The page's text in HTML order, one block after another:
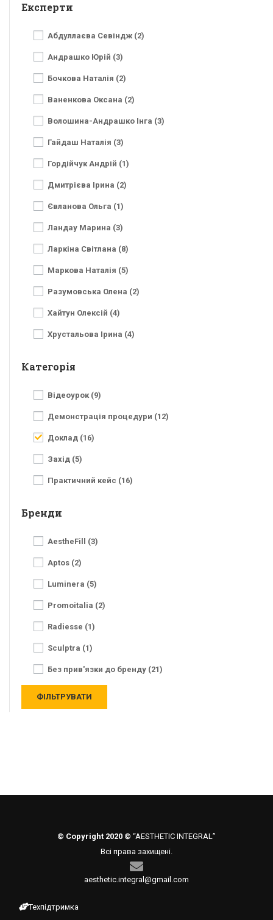
Експерти
Абдуллаєва Севіндж (2)
Андрашко Юрій (3)
Бочкова Наталія (2)
Ваненкова Оксана (2)
Волошина-Андрашко Інга (3)
Гайдаш Наталія (3)
Гордійчук Андрій (1)
Дмитрієва Ірина (2)
Євланова Ольга (1)
Ландау Марина (3)
Ларкіна Світлана (8)
Маркова Наталія (5)
Разумовська Олена (2)
Хайтун Олексій (4)
Хрустальова Ірина (4)
Категорія
Відеоурок (9)
Демонстрація процедури (12)
Доклад (16)
Захід (5)
Практичний кейс (16)
Бренди
AestheFill (3)
Aptos (2)
Luminera (5)
Promoitalia (2)
Radiesse (1)
Sculptra (1)
Без прив'язки до бренду (21)
© Copyright 2020 © “AESTHETIC INTEGRAL”
Всі права захищені.
aesthetic.integral@gmail.com
Техпідтримка